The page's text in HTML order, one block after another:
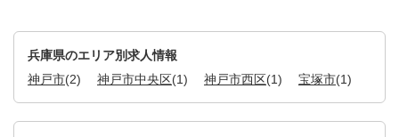
兵庫県のエリア別求人情報
神戸市(2) 神戸市中央区(1) 神戸市西区(1) 宝塚市(1)